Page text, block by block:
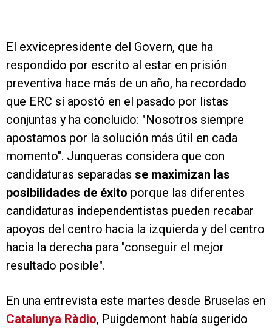
El exvicepresidente del Govern, que ha
respondido por escrito al estar en prisión
preventiva hace más de un año, ha recordado
que ERC sí apostó en el pasado por listas
conjuntas y ha concluido: "Nosotros siempre
apostamos por la solución más útil en cada
momento". Junqueras considera que con
candidaturas separadas se maximizan las
posibilidades de éxito porque las diferentes
candidaturas independentistas pueden recabar
apoyos del centro hacia la izquierda y del centro
hacia la derecha para "conseguir el mejor
resultado posible".
En una entrevista este martes desde Bruselas en
Catalunya Ràdio, Puigdemont había sugerido